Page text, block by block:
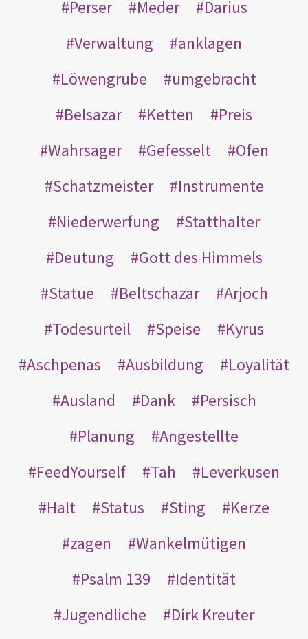
Perser Meder
Darius
Verwaltung
anklagen
Löwengrube
umgebracht
Belsazar
Ketten
Preis
Wahrsager
Gefesselt
Ofen
Schatzmeister
Instrumente
Niederwerfung
Statthalter
Deutung
Gott des Himmels
Statue
Beltschazar
Arjoch
Todesurteil
Speise
Kyrus
Aschpenas
Ausbildung
Loyalität
Ausland
Dank
Persisch
Planung
Angestellte
FeedYourself
Tah
Leverkusen
Halt
Status Sting
Kerze
zagen
Wankelmütigen
Psalm 139
Identität
Jugendliche
Dirk Kreuter